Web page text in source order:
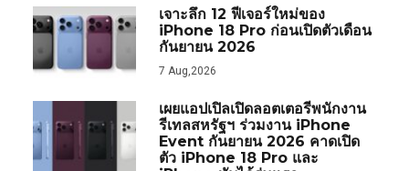
เจาะลึก 12 ฟีเจอร์ใหม่ของ
iPhone 18 Pro ก่อนเปิดตัวเดือน
กันยายน 2026
7 Aug,2026
เผยแอปเปิลเปิดลอตเตอรีพนักงาน
รีเทลสหรัฐฯ ร่วมงาน iPhone
Event กันยายน 2026 คาดเปิด
ตัว iPhone 18 Pro และ